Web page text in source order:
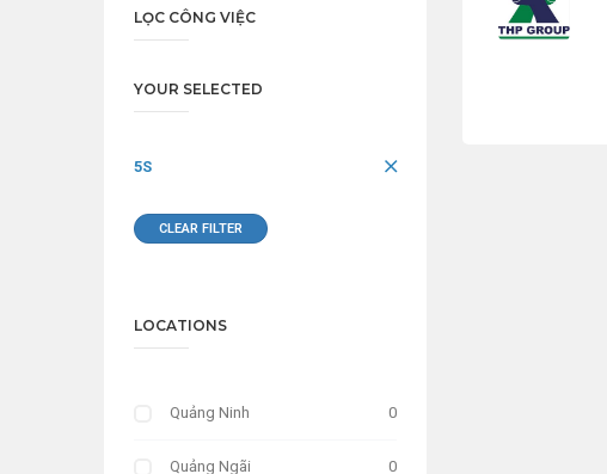
LỌC CÔNG VIỆC
YOUR SELECTED
5S
CLEAR FILTER
LOCATIONS
Quảng Ninh 0
Quảng Ngãi 0